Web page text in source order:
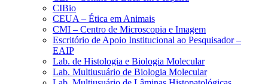
CIBio
CEUA – Ética em Animais
CMI – Centro de Microscopia e Imagem
Escritório de Apoio Institucional ao Pesquisador –
EAIP
Lab. de Histologia e Biologia Molecular
Lab. Multiusuário de Biologia Molecular